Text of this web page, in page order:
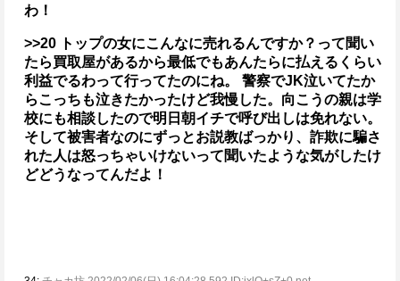
わ！
>>20
トップの女にこんなに売れるんですか？って聞い
たら買取屋があるから最低でもあんたらに払えるくらい
利益でるわって行ってたのにね。 警察でJK泣いてたか
らこっちも泣きたかったけど我慢した。向こうの親は学
校にも相談したので明日朝イチで呼び出しは免れない。
そして被害者なのにずっとお説教ばっかり、詐欺に騙さ
れた人は怒っちゃいけないって聞いたような気がしたけ
どどうなってんだよ！